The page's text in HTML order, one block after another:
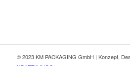
© 2023 KM PACKAGING GmbH | Konzept,